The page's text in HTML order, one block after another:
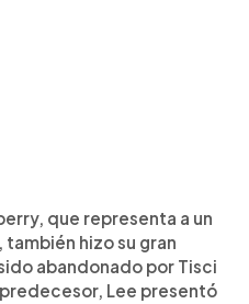
que representa a un
hizo su gran
abandonado por Tisci
Lee presentó